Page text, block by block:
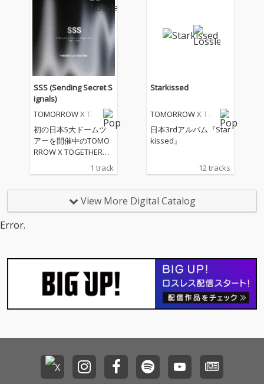
SSS (Sending Secret S
ignals)
TOMORROW X TO
初の日本5大ドームツ
アーを開催中のTOMO
RROW X TOGETHERに
ル。L’Arc〜en〜Cielの
アーティストとしても
世界で活躍するHYDEに
かにやりとりする愛の
シグナルを、鼓動のよ
うなビートと繊細で大
胆なメロディーによっ
1 track
Starkissed
TOMORROW X TO
日本3rdアルバム『Star
kissed』
12 tracks
View More Digital Catalog
Error.